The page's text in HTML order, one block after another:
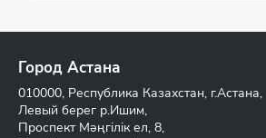
Город Астана
010000, Республика Казахстан, г.Астана,
Левый берег р.Ишим,
Проспект Мәңгілік ел, 8,